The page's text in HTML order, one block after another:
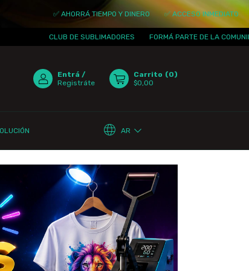
✅ AHORRÁ TIEMPO Y DINERO ✅ ACCESO INMEDIATO ✅
CLUB DE SUBLIMADORES FORMÁ PARTE DE LA COMUNIDAD
Entrá /
Registráte
Carrito (0)
$0,00
AR